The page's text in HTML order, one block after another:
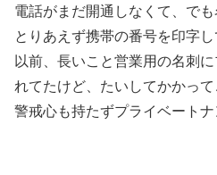
電話がまだ開通しなくて、でも
とりあえず携帯の番号を印字し
以前、長いこと営業用の名刺
れてたけど、たいしてかかっ
警戒心も持たずプライベートナ